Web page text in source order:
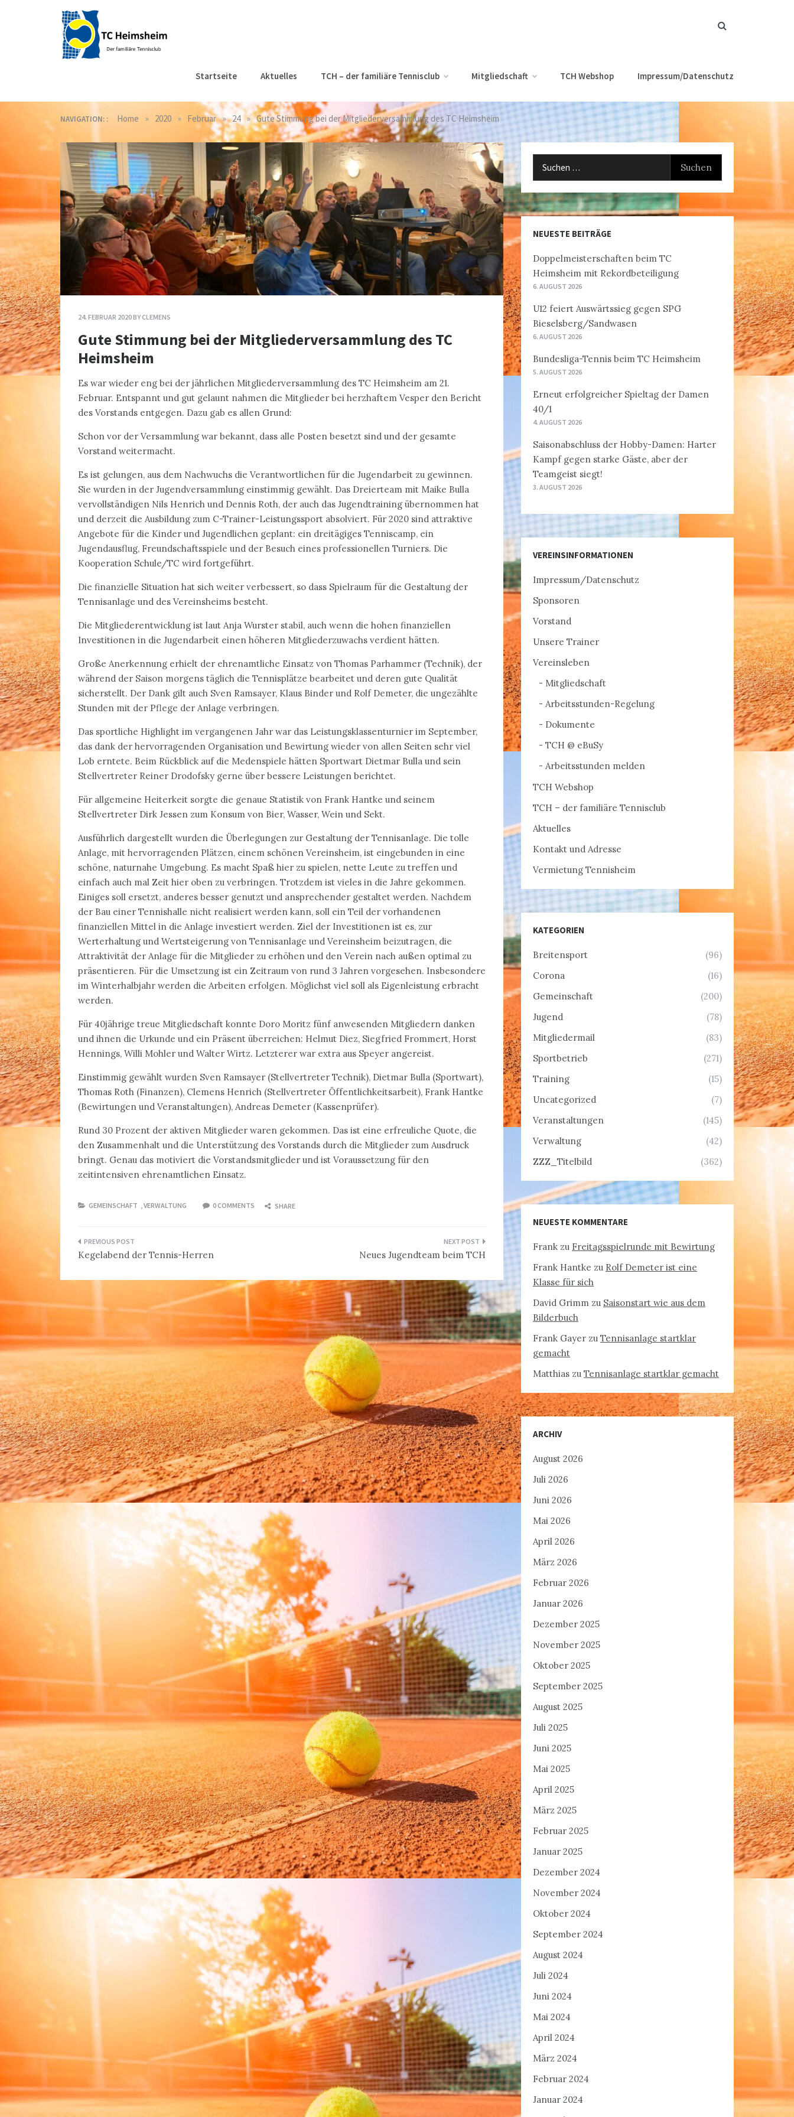
Startseite Aktuelles TCH – der familiäre Tennisclub Mitgliedschaft TCH Webshop Impressum/Datenschutz
NAVIGATION: : Home » 2020 » Februar » 24 » Gute Stimmung bei der Mitgliederversammlung des TC Heimsheim
24. FEBRUAR 2020BYCLEMENS
Gute Stimmung bei der Mitgliederversammlung des TC
Heimsheim
Es war wieder eng bei der jährlichen Mitgliederversammlung des TC Heimsheim am 21.
Februar. Entspannt und gut gelaunt nahmen die Mitglieder bei herzhaftem Vesper den Bericht
des Vorstands entgegen. Dazu gab es allen Grund:
Schon vor der Versammlung war bekannt, dass alle Posten besetzt sind und der gesamte
Vorstand weitermacht.
Es ist gelungen, aus dem Nachwuchs die Verantwortlichen für die Jugendarbeit zu gewinnen.
Sie wurden in der Jugendversammlung einstimmig gewählt. Das Dreierteam mit Maike Bulla
vervollständigen Nils Henrich und Dennis Roth, der auch das Jugendtraining übernommen hat
und derzeit die Ausbildung zum C-Trainer-Leistungssport absolviert. Für 2020 sind attraktive
Angebote für die Kinder und Jugendlichen geplant: ein dreitägiges Tenniscamp, ein
Jugendausflug, Freundschaftsspiele und der Besuch eines professionellen Turniers. Die
Kooperation Schule/TC wird fortgeführt.
Die finanzielle Situation hat sich weiter verbessert, so dass Spielraum für die Gestaltung der
Tennisanlage und des Vereinsheims besteht.
Die Mitgliederentwicklung ist laut Anja Wurster stabil, auch wenn die hohen finanziellen
Investitionen in die Jugendarbeit einen höheren Mitgliederzuwachs verdient hätten.
Große Anerkennung erhielt der ehrenamtliche Einsatz von Thomas Parhammer (Technik), der
während der Saison morgens täglich die Tennisplätze bearbeitet und deren gute Qualität
sicherstellt. Der Dank gilt auch Sven Ramsayer, Klaus Binder und Rolf Demeter, die ungezählte
Stunden mit der Pflege der Anlage verbringen.
Das sportliche Highlight im vergangenen Jahr war das Leistungsklassenturnier im September,
das dank der hervorragenden Organisation und Bewirtung wieder von allen Seiten sehr viel
Lob erntete. Beim Rückblick auf die Medenspiele hätten Sportwart Dietmar Bulla und sein
Stellvertreter Reiner Drodofsky gerne über bessere Leistungen berichtet.
Für allgemeine Heiterkeit sorgte die genaue Statistik von Frank Hantke und seinem
Stellvertreter Dirk Jessen zum Konsum von Bier, Wasser, Wein und Sekt.
Ausführlich dargestellt wurden die Überlegungen zur Gestaltung der Tennisanlage. Die tolle
Anlage, mit hervorragenden Plätzen, einem schönen Vereinsheim, ist eingebunden in eine
schöne, naturnahe Umgebung. Es macht Spaß hier zu spielen, nette Leute zu treffen und
einfach auch mal Zeit hier oben zu verbringen. Trotzdem ist vieles in die Jahre gekommen.
Einiges soll ersetzt, anderes besser genutzt und ansprechender gestaltet werden. Nachdem
der Bau einer Tennishalle nicht realisiert werden kann, soll ein Teil der vorhandenen
finanziellen Mittel in die Anlage investiert werden. Ziel der Investitionen ist es, zur
Werterhaltung und Wertsteigerung von Tennisanlage und Vereinsheim beizutragen, die
Attraktivität der Anlage für die Mitglieder zu erhöhen und den Verein nach außen optimal zu
präsentieren. Für die Umsetzung ist ein Zeitraum von rund 3 Jahren vorgesehen. Insbesondere
im Winterhalbjahr werden die Arbeiten erfolgen. Möglichst viel soll als Eigenleistung erbracht
werden.
Für 40jährige treue Mitgliedschaft konnte Doro Moritz fünf anwesenden Mitgliedern danken
und ihnen die Urkunde und ein Präsent überreichen: Helmut Diez, Siegfried Frommert, Horst
Hennings, Willi Mohler und Walter Wirtz. Letzterer war extra aus Speyer angereist.
Einstimmig gewählt wurden Sven Ramsayer (Stellvertreter Technik), Dietmar Bulla (Sportwart),
Thomas Roth (Finanzen), Clemens Henrich (Stellvertreter Öffentlichkeitsarbeit), Frank Hantke
(Bewirtungen und Veranstaltungen), Andreas Demeter (Kassenprüfer).
Rund 30 Prozent der aktiven Mitglieder waren gekommen. Das ist eine erfreuliche Quote, die
den Zusammenhalt und die Unterstützung des Vorstands durch die Mitglieder zum Ausdruck
bringt. Genau das motiviert die Vorstandsmitglieder und ist Voraussetzung für den
zeitintensiven ehrenamtlichen Einsatz.
GEMEINSCHAFT VERWALTUNG 0 COMMENTS SHARE
Beitragsnavigation
Kegelabend der Tennis-Herren Neues Jugendteam beim TCH
NEUESTE BEITRÄGE
Doppelmeisterschaften beim TC
Heimsheim mit Rekordbeteiligung
6. AUGUST 2026
U12 feiert Auswärtssieg gegen SPG
Bieselsberg/Sandwasen
6. AUGUST 2026
Bundesliga-Tennis beim TC Heimsheim
5. AUGUST 2026
Erneut erfolgreicher Spieltag der Damen
40/1
4. AUGUST 2026
Saisonabschluss der Hobby-Damen: Harter
Kampf gegen starke Gäste, aber der
Teamgeist siegt!
3. AUGUST 2026
VEREINSINFORMATIONEN
Impressum/Datenschutz
Sponsoren
Vorstand
Unsere Trainer
Vereinsleben
Mitgliedschaft
Arbeitsstunden-Regelung
Dokumente
TCH @ eBuSy
Arbeitsstunden melden
TCH Webshop
TCH – der familiäre Tennisclub
Aktuelles
Kontakt und Adresse
Vermietung Tennisheim
KATEGORIEN
Breitensport
(96)
Corona
(16)
Gemeinschaft
(200)
Jugend
(78)
Mitgliedermail
(83)
Sportbetrieb
(271)
Training
(15)
Uncategorized
(7)
Veranstaltungen
(145)
Verwaltung
(42)
ZZZ_Titelbild
(362)
NEUESTE KOMMENTARE
Frank zu Freitagsspielrunde mit Bewirtung
Frank Hantke zu Rolf Demeter ist eine
Klasse für sich
David Grimm zu Saisonstart wie aus dem
Bilderbuch
Frank Gayer zu Tennisanlage startklar
gemacht
Matthias zu Tennisanlage startklar gemacht
ARCHIV
August 2026
Juli 2026
Juni 2026
Mai 2026
April 2026
März 2026
Februar 2026
Januar 2026
Dezember 2025
November 2025
Oktober 2025
September 2025
August 2025
Juli 2025
Juni 2025
Mai 2025
April 2025
März 2025
Februar 2025
Januar 2025
Dezember 2024
November 2024
Oktober 2024
September 2024
August 2024
Juli 2024
Juni 2024
Mai 2024
April 2024
März 2024
Februar 2024
Januar 2024